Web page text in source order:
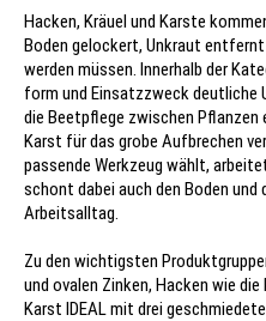
Hacken, Kräuel und Karste
Boden gelockert, Unkraut
werden müssen. Innerhalb der
form und Einsatzzweck deutliche
die Beetpflege zwischen
Karst für das grobe Aufbrechen
passende Werkzeug wählt,
schont dabei auch den Boden und
Arbeitsalltag.
Zu den wichtigsten
und ovalen Zinken, Hacken wie
Karst IDEAL mit drei